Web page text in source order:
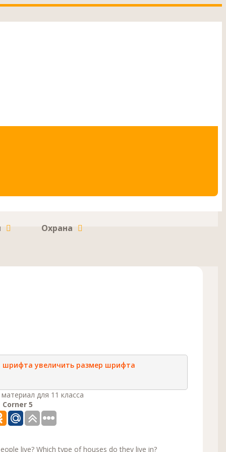
Охрана
шрифта увеличить размер шрифта
для 11 класса
5
live? Which type of houses do they live in?